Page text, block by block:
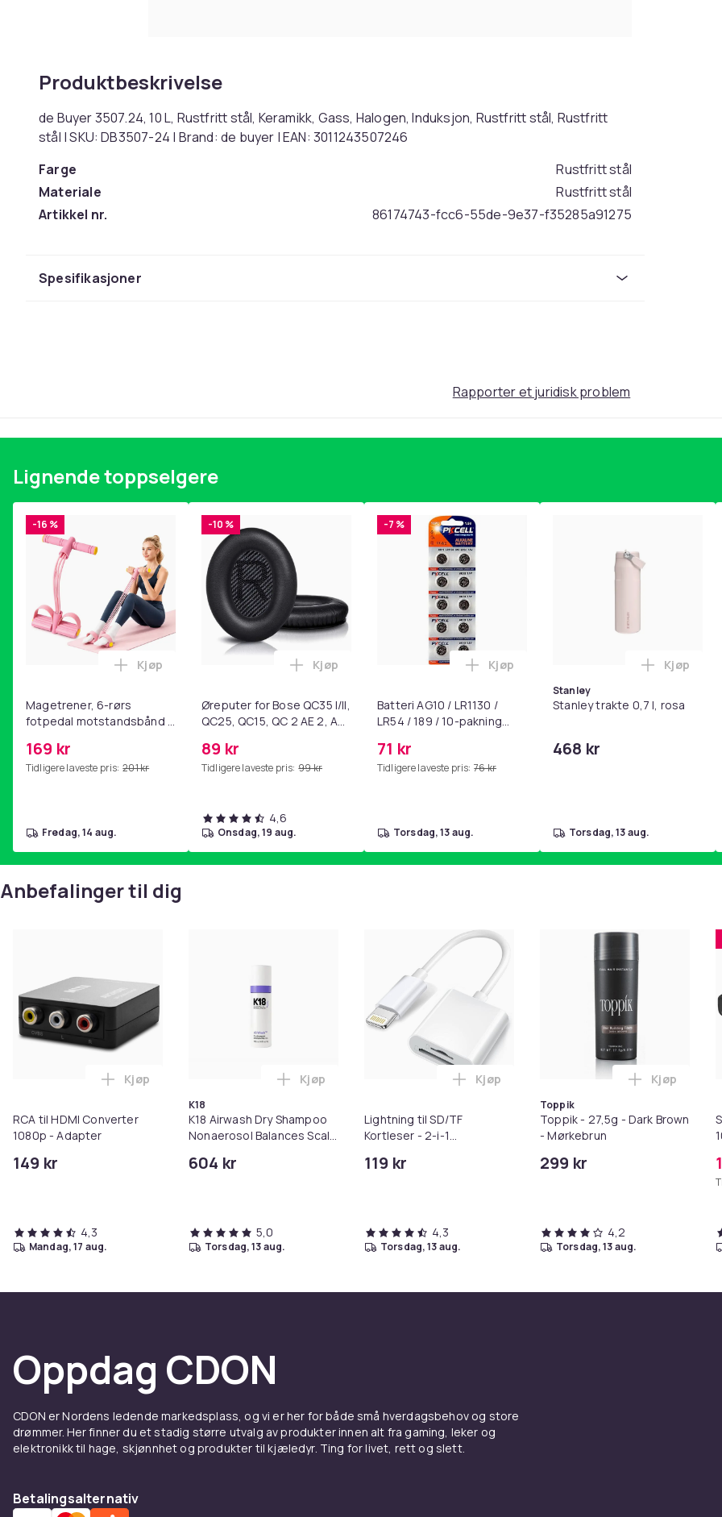
Produktbeskrivelse
de Buyer 3507.24, 10 L, Rustfritt stål, Keramikk, Gass, Halogen, Induksjon, Rustfritt stål, Rustfritt
stål | SKU: DB3507-24 | Brand: de buyer | EAN: 3011243507246
Farge
Rustfritt stål
Materiale
Rustfritt stål
Artikkel nr.
86174743-fcc6-55de-9e37-f35285a91275
Spesifikasjoner
Rapporter et juridisk problem
Lignende toppselgere
-16 %
Magetrener, 6-rørs
fotpedal motstandsbånd -
yoga og
hjemmegymnastikk Pink
169 kr
Tidligere laveste pris: 201 kr
Legg Magetrener, 6-rørs fotpedal motstandsbånd - mage- og kjernetrening, yoga og
Kjøp
fredag, 14 aug.
-10 %
Øreputer for Bose QC35 I/II,
QC25, QC15, QC 2 AE 2, AE
SoundLink Black
89 kr
Tidligere laveste pris: 99 kr
Legg Øreputer for Bose QC35 I/II, QC25, QC15, QC 2 AE 2, AE 2i, AE 2w,
Kjøp
4,6
onsdag, 19 aug.
-7 %
Batteri AG10 / LR1130 /
LR54 / 189 / 10-pakning
71 kr
Tidligere laveste pris: 76 kr
Legg Batteri AG10 / LR1130 / LR54 / 189
Kjøp
torsdag, 13 aug.
Stanley
Stanley trakte 0,7 l, rosa
468 kr
Legg
Kjøp
torsdag, 13 aug.
Anbefalinger til dig
RCA til HDMI Converter
1080p - Adapter
149 kr
Legg RCA til HDMI Converter 1080p - Adapter i handlekurven
Kjøp
4,3
mandag, 17 aug.
K18
K18 Airwash Dry Shampoo
Nonaerosol Balances Scalp
604 kr
Legg K18 Airwash Dry Shampoo Nonaerosol Balances Scalp & Controls
Kjøp
5,0
torsdag, 13 aug.
Lightning til SD/TF
Kortleser - 2-i-1
iPhone/iPad
119 kr
Legg Lightning til SD/TF Kortleser - 2-i-1
Kjøp
4,3
torsdag, 13 aug.
Toppik
Toppik - 27,5g - Dark Brown
- Mørkebrun
299 kr
Legg
Kjøp
4,2
torsdag, 13 aug.
Oppdag CDON
CDON er Nordens ledende markedsplass, og vi er her for både små hverdagsbehov og store
drømmer. Her finner du et stadig større utvalg av produkter innen alt fra gaming, leker og
elektronikk til hage, skjønnhet og produkter til kjæledyr. Ting for livet, rett og slett.
Betalingsalternativ